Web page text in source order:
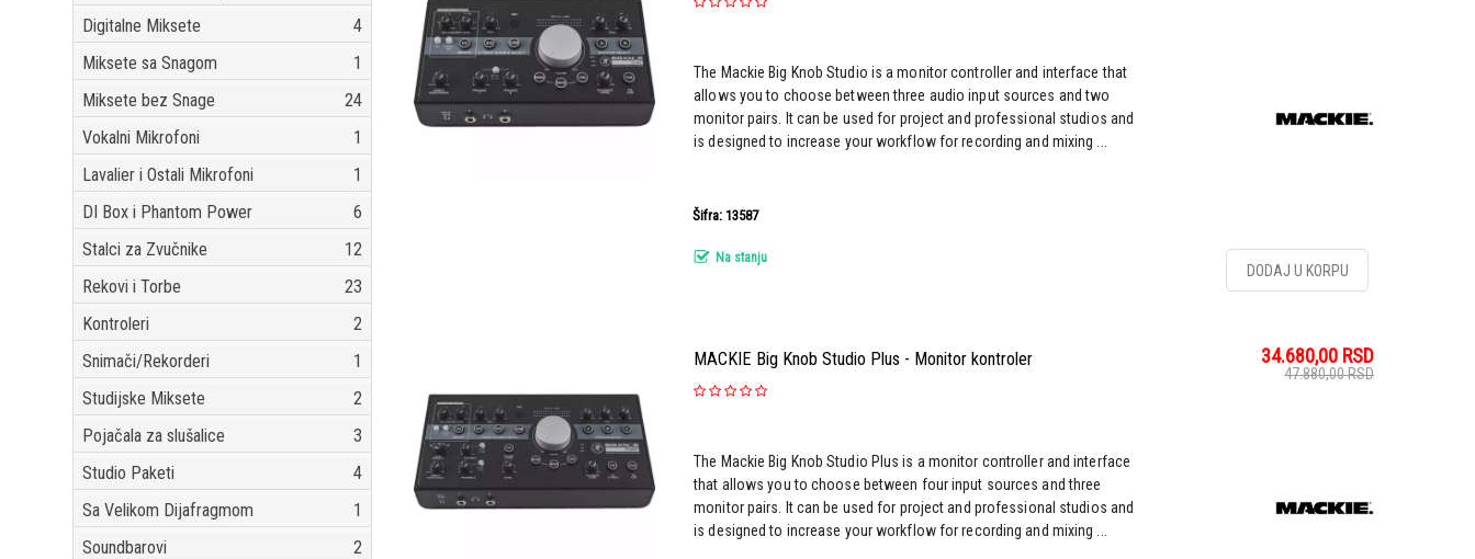
Digitalne Miksete
4
Miksete sa Snagom
1
Miksete bez Snage
24
Vokalni Mikrofoni
1
Lavalier i Ostali Mikrofoni
1
DI Box i Phantom Power
6
Stalci za Zvučnike
12
Rekovi i Torbe
23
Kontroleri
2
Snimači/Rekorderi
1
Studijske Miksete
2
Pojačala za slušalice
3
Studio Paketi
4
Sa Velikom Dijafragmom
1
Soundbarovi
2
The Mackie Big Knob Studio is a monitor controller and interface that
allows you to choose between three audio input sources and two
monitor pairs. It can be used for project and professional studios and
is designed to increase your workflow for recording and mixing ...
Šifra: 13587
Na stanju
DODAJ U KORPU
MACKIE Big Knob Studio Plus - Monitor kontroler 34.680,00 RSD
47.880,00RSD
The Mackie Big Knob Studio Plus is a monitor controller and interface
that allows you to choose between four input sources and three
monitor pairs. It can be used for project and professional studios and
is designed to increase your workflow for recording and mixing ...